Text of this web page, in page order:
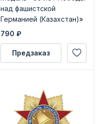
над фашистской
Германией (Казахстан)»
с бланком
790 ₽
Предзаказ